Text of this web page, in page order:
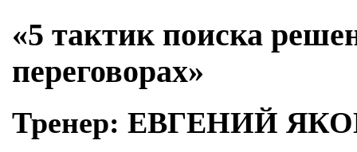
«5 тактик поиска
переговорах»
Тренер: ЕВГЕНИЙ